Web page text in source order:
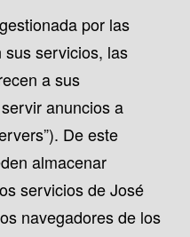
por las
servicios, las
a sus
anuncios a
De este
almacenar
servicios de José
navegadores de los